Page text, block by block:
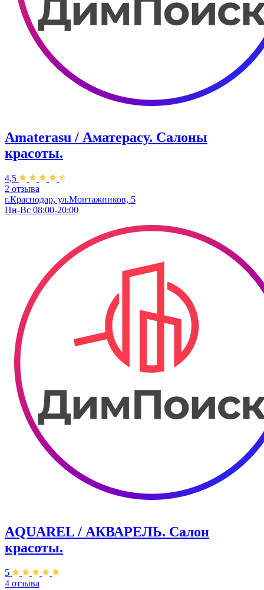
Amaterasu / Аматерасу. Салоны
красоты.
4,5
2 отзыва
г.Краснодар, ул.Монтажников, 5
Пн-Вс 08:00-20:00
AQUAREL / АКВАРЕЛЬ. Салон
красоты.
5
4 отзыва